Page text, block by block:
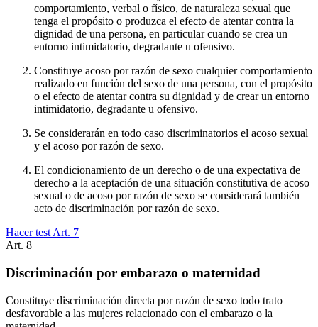
comportamiento, verbal o físico, de naturaleza sexual que
tenga el propósito o produzca el efecto de atentar contra la
dignidad de una persona, en particular cuando se crea un
entorno intimidatorio, degradante u ofensivo.
Constituye acoso por razón de sexo cualquier comportamiento
realizado en función del sexo de una persona, con el propósito
o el efecto de atentar contra su dignidad y de crear un entorno
intimidatorio, degradante u ofensivo.
Se considerarán en todo caso discriminatorios el acoso sexual
y el acoso por razón de sexo.
El condicionamiento de un derecho o de una expectativa de
derecho a la aceptación de una situación constitutiva de acoso
sexual o de acoso por razón de sexo se considerará también
acto de discriminación por razón de sexo.
Hacer test Art. 7
Art. 8
Discriminación por embarazo o maternidad
Constituye discriminación directa por razón de sexo todo trato
desfavorable a las mujeres relacionado con el embarazo o la